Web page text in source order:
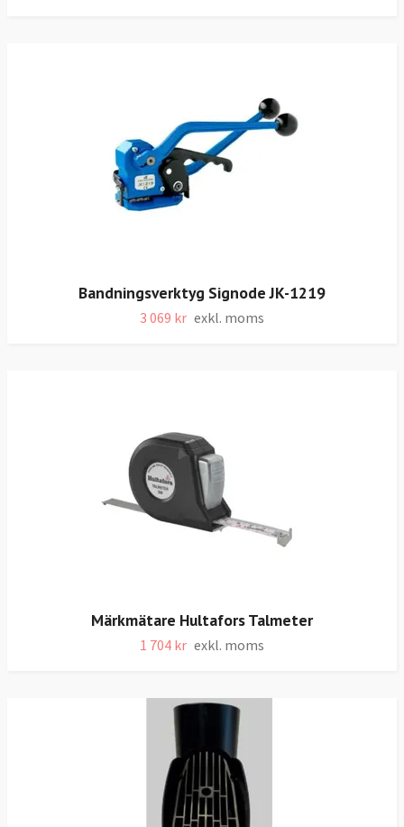
Bandningsverktyg Signode JK-1219
3 069 kr exkl. moms
Märkmätare Hultafors Talmeter
1 704 kr exkl. moms